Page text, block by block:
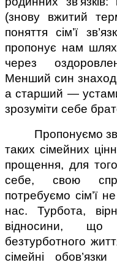
(знову вжитий
поняття сім’ї
пропонує нам шлях
через
Менший син
а старший —
зрозуміти себе
Пропонуємо
таких сімейних
прощення, для
себе, свою
потребуємо сім’ї
нас. Турбота,
відносини,
безтурботного
сімейні